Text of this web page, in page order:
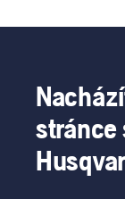
stránce